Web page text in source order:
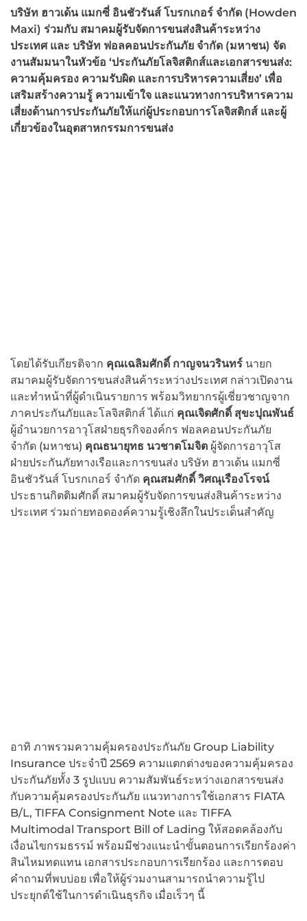
บริษัท ฮาวเด้น แมกซี่ อินชัวรันส์ โบรกเกอร์ จำกัด (Howden
Maxi) ร่วมกับ สมาคมผู้รับจัดการขนส่งสินค้าระหว่าง
ประเทศ และ บริษัท ฟอลคอนประกันภัย จำกัด (มหาชน) จัด
งานสัมมนาในหัวข้อ ‘ประกันภัยโลจิสติกส์และเอกสารขนส่ง:
ความคุ้มครอง ความรับผิด และการบริหารความเสี่ยง’ เพื่อ
เสริมสร้างความรู้ ความเข้าใจ และแนวทางการบริหารความ
เสี่ยงด้านการประกันภัยให้แก่ผู้ประกอบการโลจิสติกส์ และผู้
เกี่ยวข้องในอุตสาหกรรมการขนส่ง
โดยได้รับเกียรติจาก คุณเฉลิมศักดิ์ กาญจนวรินทร์ นายก
สมาคมผู้รับจัดการขนส่งสินค้าระหว่างประเทศ กล่าวเปิดงาน
และทำหน้าที่ผู้ดำเนินรายการ พร้อมวิทยากรผู้เชี่ยวชาญจาก
ภาคประกันภัยและโลจิสติกส์ ได้แก่ คุณเจิดศักดิ์ สุขะปุณพันธ์
ผู้อำนวยการอาวุโสฝ่ายธุรกิจองค์กร ฟอลคอนประกันภัย
จำกัด (มหาชน) คุณธนายุทธ นวชาตโมจิต ผู้จัดการอาวุโส
ฝ่ายประกันภัยทางเรือและการขนส่ง บริษัท ฮาวเด้น แมกซี่
อินชัวรันส์ โบรกเกอร์ จำกัด คุณสมศักดิ์ วิศณุเรืองโรจน์
ประธานกิตติมศักดิ์ สมาคมผู้รับจัดการขนส่งสินค้าระหว่าง
ประเทศ ร่วมถ่ายทอดองค์ความรู้เชิงลึกในประเด็นสำคัญ
อาทิ ภาพรวมความคุ้มครองประกันภัย Group Liability
Insurance ประจำปี 2569 ความแตกต่างของความคุ้มครอง
ประกันภัยทั้ง 3 รูปแบบ ความสัมพันธ์ระหว่างเอกสารขนส่ง
กับความคุ้มครองประกันภัย แนวทางการใช้เอกสาร FIATA
B/L, TIFFA Consignment Note และ TIFFA
Multimodal Transport Bill of Lading ให้สอดคล้องกับ
เงื่อนไขกรมธรรม์ พร้อมมีช่วงแนะนำขั้นตอนการเรียกร้องค่า
สินไหมทดแทน เอกสารประกอบการเรียกร้อง และการตอบ
คำถามที่พบบ่อย เพื่อให้ผู้ร่วมงานสามารถนำความรู้ไป
ประยุกต์ใช้ในการดำเนินธุรกิจ เมื่อเร็วๆ นี้